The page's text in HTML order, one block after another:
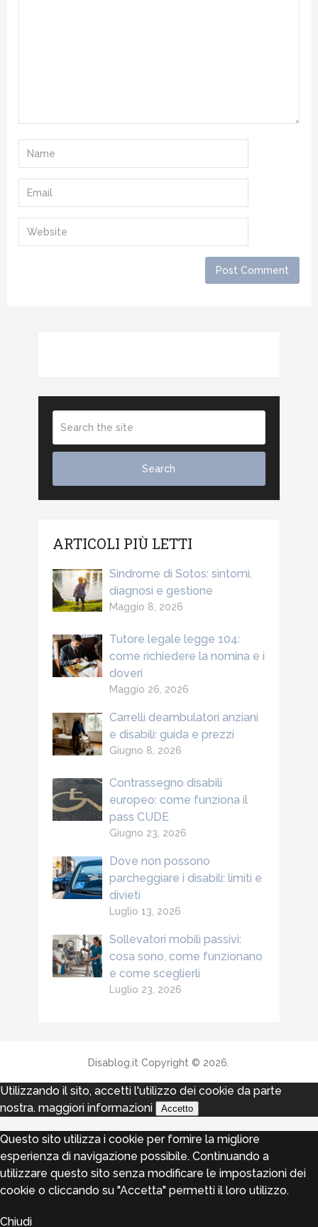
ARTICOLI PIÙ LETTI
Sindrome di Sotos: sintomi,
diagnosi e gestione
Maggio 8, 2026
Tutore legale legge 104:
come richiedere la nomina e i
doveri
Maggio 26, 2026
Carrelli deambulatori anziani
e disabili: guida e prezzi
Giugno 8, 2026
Contrassegno disabili
europeo: come funziona il
pass CUDE
Giugno 23, 2026
Dove non possono
parcheggiare i disabili: limiti e
divieti
Luglio 13, 2026
Sollevatori mobili passivi:
cosa sono, come funzionano
e come sceglierli
Luglio 23, 2026
Disablog.it Copyright © 2026.
Utilizzando il sito, accetti l'utilizzo dei cookie da parte
nostra. maggiori informazioni Accetto
Questo sito utilizza i cookie per fornire la migliore
esperienza di navigazione possibile. Continuando a
utilizzare questo sito senza modificare le impostazioni dei
cookie o cliccando su "Accetta" permetti il loro utilizzo.
Chiudi